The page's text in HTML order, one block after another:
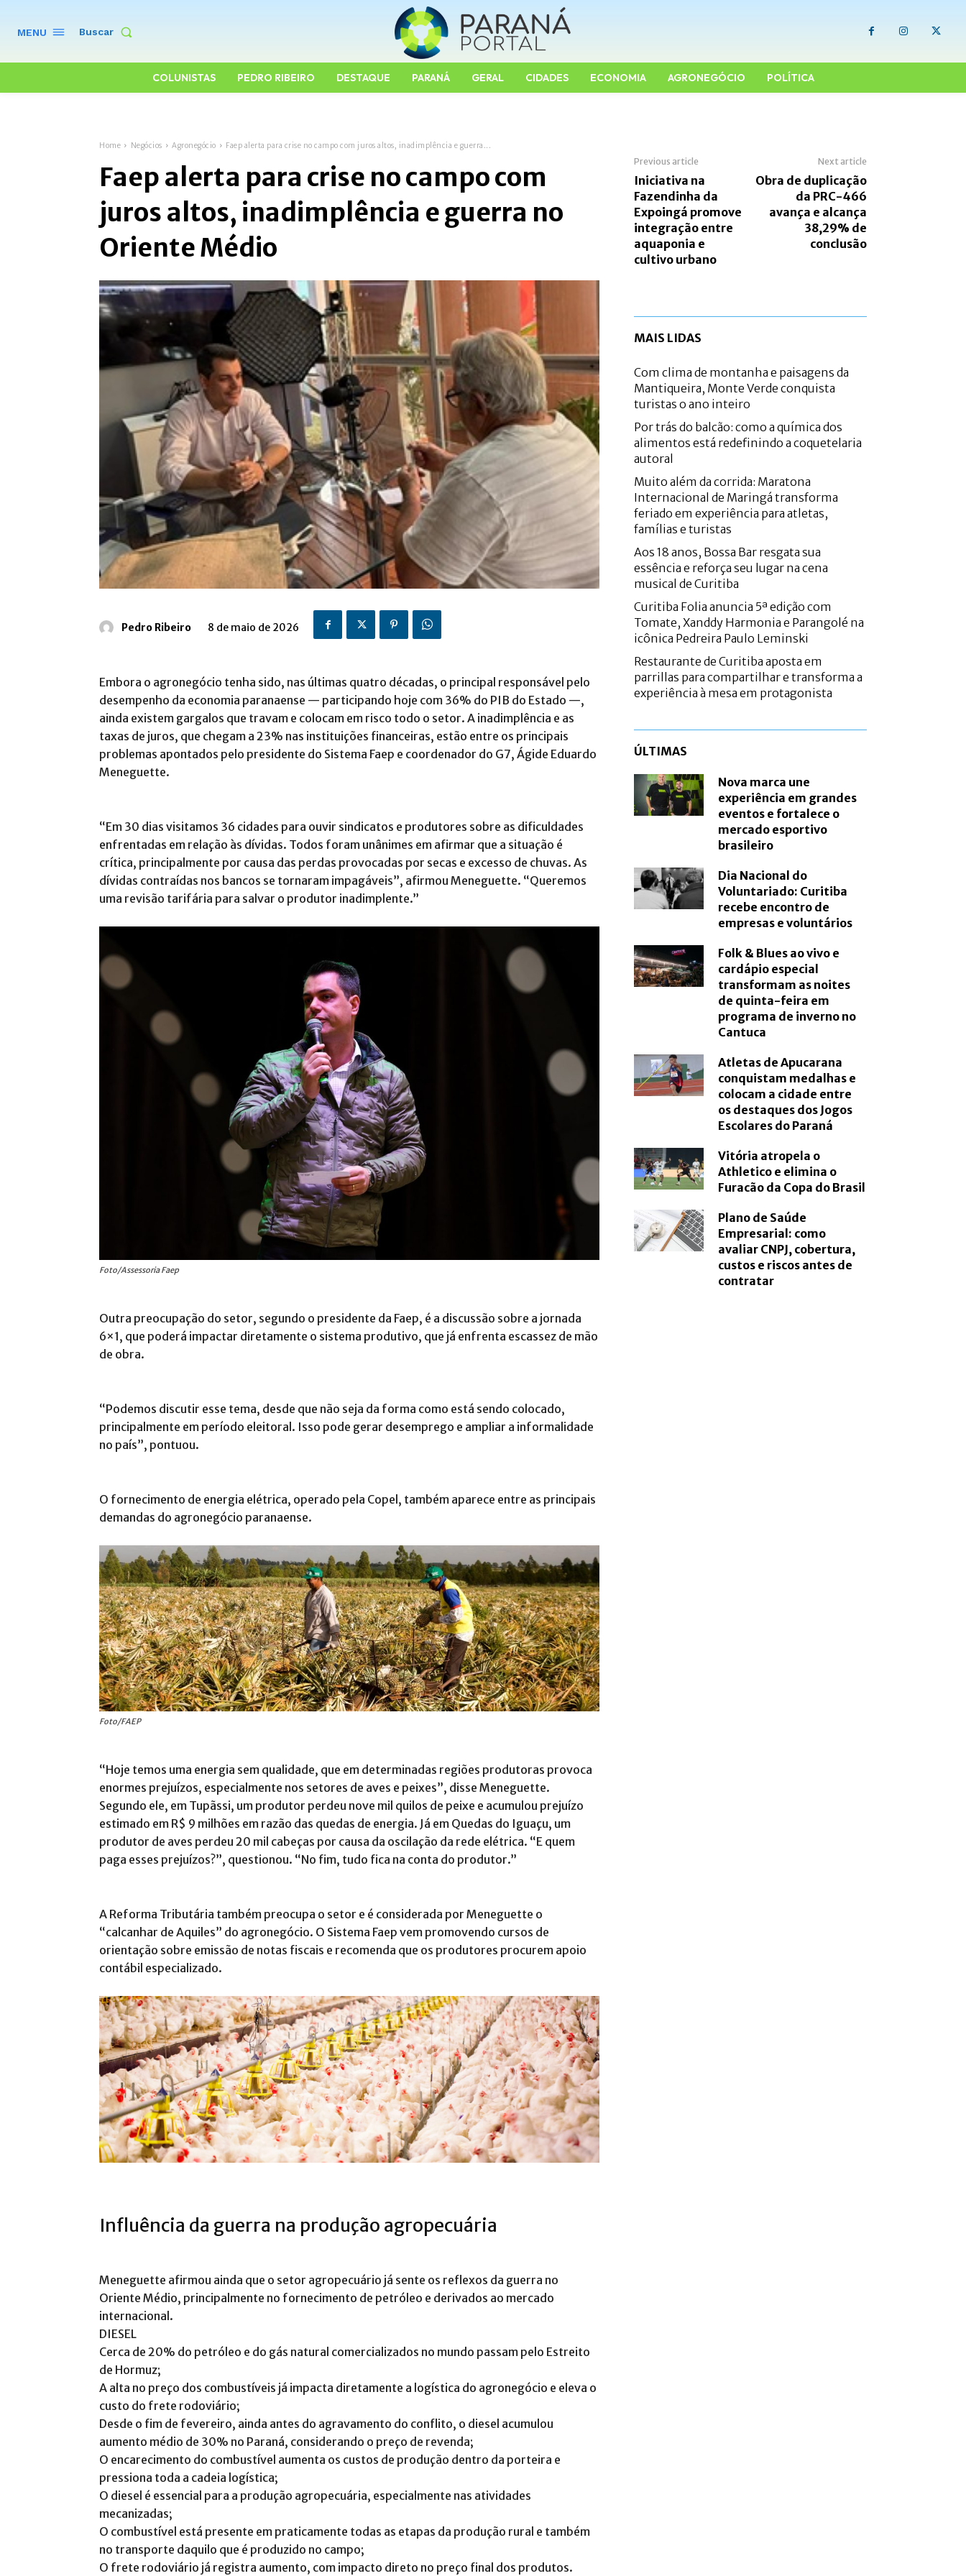
MENU Buscar
COLUNISTAS PEDRO RIBEIRO DESTAQUE PARANÁ GERAL CIDADES ECONOMIA AGRONEGÓCIO POLÍTICA
Home Negócios Agronegócio Faep alerta para crise no campo com juros altos, inadimplência e guerra...
Faep alerta para crise no campo com
juros altos, inadimplência e guerra no
Oriente Médio
Pedro Ribeiro 8 de maio de 2026
Embora o agronegócio tenha sido, nas últimas quatro décadas, o principal responsável pelo
desempenho da economia paranaense — participando hoje com 36% do PIB do Estado —,
ainda existem gargalos que travam e colocam em risco todo o setor. A inadimplência e as
taxas de juros, que chegam a 23% nas instituições financeiras, estão entre os principais
problemas apontados pelo presidente do Sistema Faep e coordenador do G7, Ágide Eduardo
Meneguette.
“Em 30 dias visitamos 36 cidades para ouvir sindicatos e produtores sobre as dificuldades
enfrentadas em relação às dívidas. Todos foram unânimes em afirmar que a situação é
crítica, principalmente por causa das perdas provocadas por secas e excesso de chuvas. As
dívidas contraídas nos bancos se tornaram impagáveis”, afirmou Meneguette. “Queremos
uma revisão tarifária para salvar o produtor inadimplente.”
Foto/Assessoria Faep
Outra preocupação do setor, segundo o presidente da Faep, é a discussão sobre a jornada
6×1, que poderá impactar diretamente o sistema produtivo, que já enfrenta escassez de mão
de obra.
“Podemos discutir esse tema, desde que não seja da forma como está sendo colocado,
principalmente em período eleitoral. Isso pode gerar desemprego e ampliar a informalidade
no país”, pontuou.
O fornecimento de energia elétrica, operado pela Copel⁠, também aparece entre as principais
demandas do agronegócio paranaense.
Foto/FAEP
“Hoje temos uma energia sem qualidade, que em determinadas regiões produtoras provoca
enormes prejuízos, especialmente nos setores de aves e peixes”, disse Meneguette.
Segundo ele, em Tupãssi, um produtor perdeu nove mil quilos de peixe e acumulou prejuízo
estimado em R$ 9 milhões em razão das quedas de energia. Já em Quedas do Iguaçu, um
produtor de aves perdeu 20 mil cabeças por causa da oscilação da rede elétrica. “E quem
paga esses prejuízos?”, questionou. “No fim, tudo fica na conta do produtor.”
A Reforma Tributária também preocupa o setor e é considerada por Meneguette o
“calcanhar de Aquiles” do agronegócio. O Sistema Faep vem promovendo cursos de
orientação sobre emissão de notas fiscais e recomenda que os produtores procurem apoio
contábil especializado.
Influência da guerra na produção agropecuária
Meneguette afirmou ainda que o setor agropecuário já sente os reflexos da guerra no
Oriente Médio, principalmente no fornecimento de petróleo e derivados ao mercado
internacional.
DIESEL
Cerca de 20% do petróleo e do gás natural comercializados no mundo passam pelo Estreito
de Hormuz;
A alta no preço dos combustíveis já impacta diretamente a logística do agronegócio e eleva o
custo do frete rodoviário;
Desde o fim de fevereiro, ainda antes do agravamento do conflito, o diesel acumulou
aumento médio de 30% no Paraná, considerando o preço de revenda;
O encarecimento do combustível aumenta os custos de produção dentro da porteira e
pressiona toda a cadeia logística;
O diesel é essencial para a produção agropecuária, especialmente nas atividades
mecanizadas;
O combustível está presente em praticamente todas as etapas da produção rural e também
no transporte daquilo que é produzido no campo;
O frete rodoviário já registra aumento, com impacto direto no preço final dos produtos.
Previous article
Iniciativa na
Fazendinha da
Expoingá promove
integração entre
aquaponia e
cultivo urbano
Next article
Obra de duplicação
da PRC-466
avança e alcança
38,29% de
conclusão
MAIS LIDAS
Com clima de montanha e paisagens da
Mantiqueira, Monte Verde conquista
turistas o ano inteiro
Por trás do balcão: como a química dos
alimentos está redefinindo a coquetelaria
autoral
Muito além da corrida: Maratona
Internacional de Maringá transforma
feriado em experiência para atletas,
famílias e turistas
Aos 18 anos, Bossa Bar resgata sua
essência e reforça seu lugar na cena
musical de Curitiba
Curitiba Folia anuncia 5ª edição com
Tomate, Xanddy Harmonia e Parangolé na
icônica Pedreira Paulo Leminski
Restaurante de Curitiba aposta em
parrillas para compartilhar e transforma a
experiência à mesa em protagonista
ÚLTIMAS
Nova marca une
experiência em grandes
eventos e fortalece o
mercado esportivo
brasileiro
Dia Nacional do
Voluntariado: Curitiba
recebe encontro de
empresas e voluntários
Folk & Blues ao vivo e
cardápio especial
transformam as noites
de quinta-feira em
programa de inverno no
Cantuca
Atletas de Apucarana
conquistam medalhas e
colocam a cidade entre
os destaques dos Jogos
Escolares do Paraná
Vitória atropela o
Athletico e elimina o
Furacão da Copa do Brasil
Plano de Saúde
Empresarial: como
avaliar CNPJ, cobertura,
custos e riscos antes de
contratar